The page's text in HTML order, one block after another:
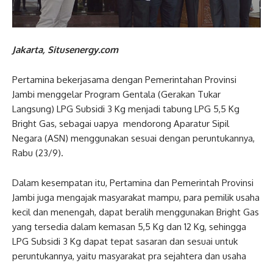
Jakarta, Situsenergy.com
Pertamina bekerjasama dengan Pemerintahan Provinsi
Jambi menggelar Program Gentala (Gerakan Tukar
Langsung) LPG Subsidi 3 Kg menjadi tabung LPG 5,5 Kg
Bright Gas, sebagai uapya mendorong Aparatur Sipil
Negara (ASN) menggunakan sesuai dengan peruntukannya,
Rabu (23/9).
Dalam kesempatan itu, Pertamina dan Pemerintah Provinsi
Jambi juga mengajak masyarakat mampu, para pemilik usaha
kecil dan menengah, dapat beralih menggunakan Bright Gas
yang tersedia dalam kemasan 5,5 Kg dan 12 Kg, sehingga
LPG Subsidi 3 Kg dapat tepat sasaran dan sesuai untuk
peruntukannya, yaitu masyarakat pra sejahtera dan usaha